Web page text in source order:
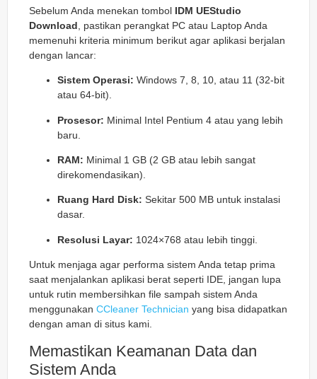
Sebelum Anda menekan tombol IDM UEStudio
Download , pastikan perangkat PC atau Laptop Anda
memenuhi kriteria minimum berikut agar aplikasi berjalan
dengan lancar:
Sistem Operasi: Windows 7, 8, 10, atau 11 (32-bit
atau 64-bit).
Prosesor: Minimal Intel Pentium 4 atau yang lebih
baru.
RAM: Minimal 1 GB (2 GB atau lebih sangat
direkomendasikan).
Ruang Hard Disk: Sekitar 500 MB untuk instalasi
dasar.
Resolusi Layar: 1024×768 atau lebih tinggi.
Untuk menjaga agar performa sistem Anda tetap prima
saat menjalankan aplikasi berat seperti IDE, jangan lupa
untuk rutin membersihkan file sampah sistem Anda
menggunakan CCleaner Technician yang bisa didapatkan
dengan aman di situs kami.
Memastikan Keamanan Data dan
Sistem Anda